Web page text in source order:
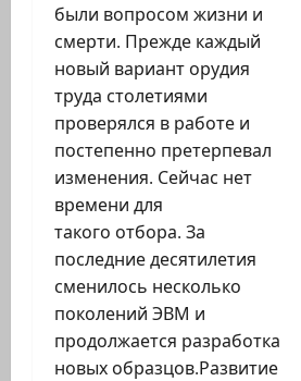
были вопросом жизни и
смерти. Прежде каждый
новый вариант орудия
труда столетиями
проверялся в работе и
постепенно претерпевал
изменения. Сейчас нет
времени для
такого отбора. За
последние десятилетия
сменилось несколько
поколений ЭВМ и
продолжается разработка
новых образцов.Развитие